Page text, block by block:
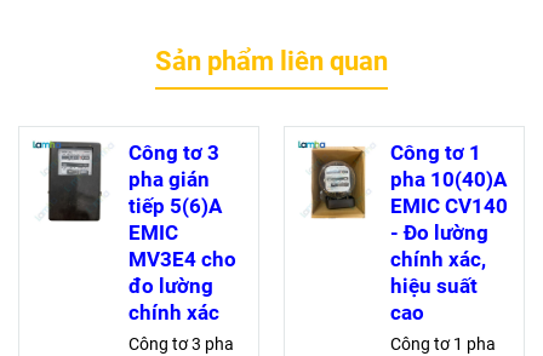
Sản phẩm liên quan
Công tơ 3
pha gián
tiếp 5(6)A
EMIC
MV3E4 cho
đo lường
chính xác
Công tơ 3 pha
Công tơ 1
pha 10(40)A
EMIC CV140
- Đo lường
chính xác,
hiệu suất
cao
Công tơ 1 pha